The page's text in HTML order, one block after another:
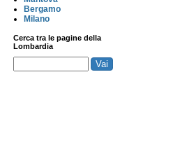
Bergamo
Milano
Cerca tra le pagine della
Lombardia